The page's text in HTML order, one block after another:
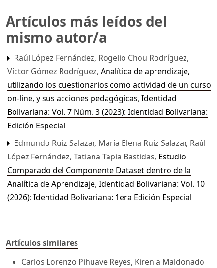
Artículos más leídos del
mismo autor/a
Raúl López Fernández, Rogelio Chou Rodríguez,
Víctor Gómez Rodríguez, Analítica de aprendizaje,
utilizando los cuestionarios como actividad de un curso
on-line, y sus acciones pedagógicas, Identidad
Bolivariana: Vol. 7 Núm. 3 (2023): Identidad Bolivariana:
Edición Especial
Edmundo Ruiz Salazar, María Elena Ruiz Salazar, Raúl
López Fernández, Tatiana Tapia Bastidas, Estudio
Comparado del Componente Dataset dentro de la
Analítica de Aprendizaje, Identidad Bolivariana: Vol. 10
(2026): Identidad Bolivariana: 1era Edición Especial
Artículos similares
Carlos Lorenzo Pihuave Reyes, Kirenia Maldonado